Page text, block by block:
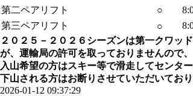
第二ペアリフト
○
第三ペアリフト
○
２０２５－２０２６シーズンは第一クワッ
が、運輸局の許可を取っておりませんので、
入山希望の方はスキー等で滑走してセンタ
下山される方はお断りさせていただいてお
2026-01-12 09:37:29